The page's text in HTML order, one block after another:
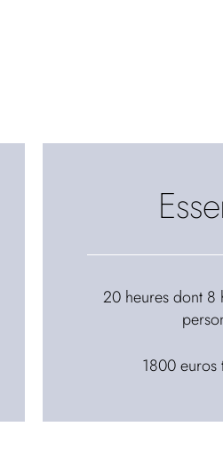
20 heures dont 8
1800 euros